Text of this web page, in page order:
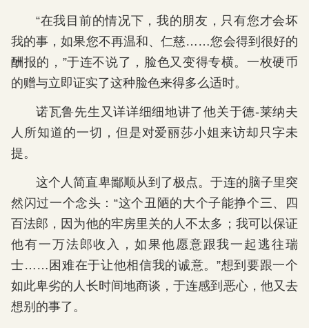
“在我目前的情况下，我的朋友，只有您才会坏
我的事，如果您不再温和、仁慈……您会得到很好的
酬报的，”于连不说了，脸色又变得专横。一枚硬币
的赠与立即证实了这种脸色来得多么适时。
诺瓦鲁先生又详详细细地讲了他关于德-莱纳夫
人所知道的一切，但是对爱丽莎小姐来访却只字未
提。
这个人简直卑鄙顺从到了极点。于连的脑子里突
然闪过一个念头：“这个丑陋的大个子能挣个三、四
百法郎，因为他的牢房里关的人不太多；我可以保证
他有一万法郎收入，如果他愿意跟我一起逃往瑞
士……困难在于让他相信我的诚意。”想到要跟一个
如此卑劣的人长时间地商谈，于连感到恶心，他又去
想别的事了。